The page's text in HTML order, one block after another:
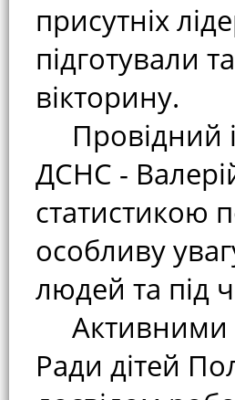
присутніх
підготували
вікторину.
Провідний
ДСНС -
статистикою
особливу
людей та під
Активними
Ради дітей